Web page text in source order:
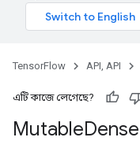
TensorFlow API, API
এটি কাজে লেগেছে?
MutableDense